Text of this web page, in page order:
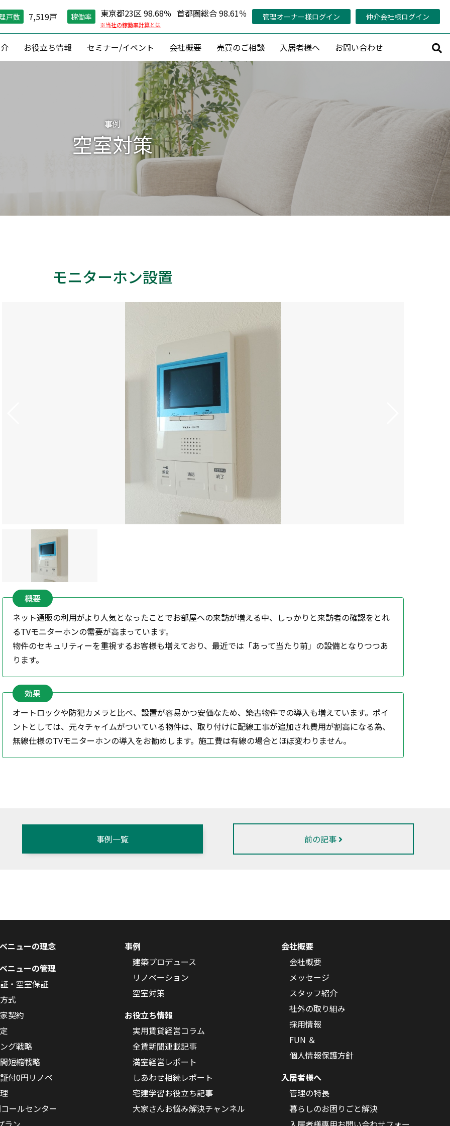
戸数 7,519戸 稼働率
※当社の稼働率計算とは
東京都23区 98.68％ 首都圏総合 98.61％ 管理オーナー様ログイン 仲介会社様ログイン
24時間コールセンター
０円原状回復「ZEROプラン」
コンサルティング
資産価値維持コンサルティング
資産形成 ・活用コンサルティング
収益改善コンサルティング
相続対策プランニング
建築プロデュース
資産活用相談
当社の稼働率の考え方
賃料査定・売却査定・購入相談
収益物件売買情報リクエスト
お役立ち情報 セミナー/イベント 会社概要 売買のご相談 入居者様へ お問い合わせ
事例
空室対策
モニターホン設置
概要
ネット通販の利用がより人気となったことでお部屋への来訪が増える中、しっかりと来訪者の確認をとれ
るTVモニターホンの需要が高まっています。
物件のセキュリティーを重視するお客様も増えており、最近では「あって当たり前」の設備となりつつあ
ります。
効果
オートロックや防犯カメラと比べ、設置が容易かつ安価なため、築古物件での導入も増えています。ポイ
ントとしては、元々チャイムがついている物件は、取り付けに配線工事が追加され費用が割高になる為、
無線仕様のTVモニターホンの導入をお勧めします。施工費は有線の場合とほぼ変わりません。
事例一覧 前の記事
ニューの理念
ニューの管理
・空室保証
式
契約
グ戦略
短縮戦略
付0円リノベ
ールセンター
事例
建築プロデュース
リノベーション
空室対策
お役立ち情報
実用賃貸経営コラム
全賃新聞連載記事
満室経営レポート
しあわせ相続レポート
宅建学習お役立ち記事
大家さんお悩み解決チャンネル
会社概要
会社概要
メッセージ
スタッフ紹介
社外の取り組み
採用情報
FUN ＆
個人情報保護方針
入居者様へ
管理の特長
暮らしのお困りごと解決